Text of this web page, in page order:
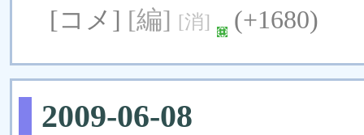
[コメ] [編] [消] (+1680)
2009-06-08